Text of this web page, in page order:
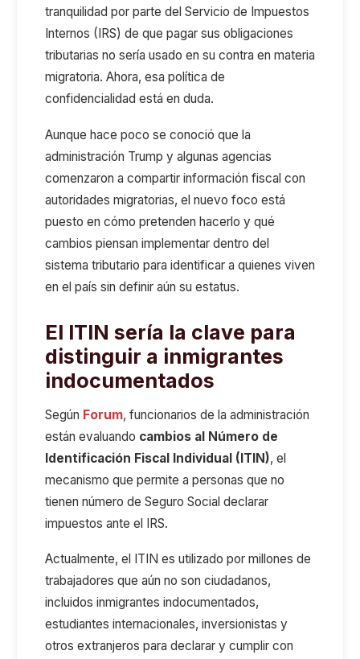
tranquilidad por parte del Servicio de Impuestos
Internos (IRS) de que pagar sus obligaciones
tributarias no sería usado en su contra en materia
migratoria. Ahora, esa política de
confidencialidad está en duda.
Aunque hace poco se conoció que la
administración Trump y algunas agencias
comenzaron a compartir información fiscal con
autoridades migratorias, el nuevo foco está
puesto en cómo pretenden hacerlo y qué
cambios piensan implementar dentro del
sistema tributario para identificar a quienes viven
en el país sin definir aún su estatus.
El ITIN sería la clave para
distinguir a inmigrantes
indocumentados
Según Forum, funcionarios de la administración
están evaluando cambios al Número de
Identificación Fiscal Individual (ITIN), el
mecanismo que permite a personas que no
tienen número de Seguro Social declarar
impuestos ante el IRS.
Actualmente, el ITIN es utilizado por millones de
trabajadores que aún no son ciudadanos,
incluidos inmigrantes indocumentados,
estudiantes internacionales, inversionistas y
otros extranjeros para declarar y cumplir con